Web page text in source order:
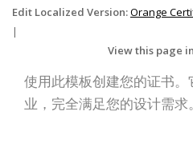
Edit Localized Version:Orange
|
View this page
使用此模板创建您的证书
业，完全满足您的设计需求。